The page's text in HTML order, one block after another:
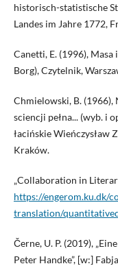
historisch-statistische
Landes im Jahre 1772,
Canetti, E. (1996), Masa
Borg), Czytelnik,
Chmielowski, B. (1966),
sciencji pełna... (wyb. i
łacińskie Wieńczysław
Kraków.
„Collaboration in
https://engerom.ku.dk/
translation/
Černe, U. P. (2019),
Peter Handke”, [w:]